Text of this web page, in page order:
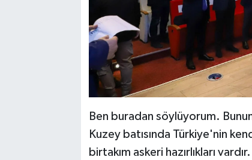
Ben buradan söylüyorum.
Kuzey batısında Türkiye'nin
birtakım askeri hazırlıkları